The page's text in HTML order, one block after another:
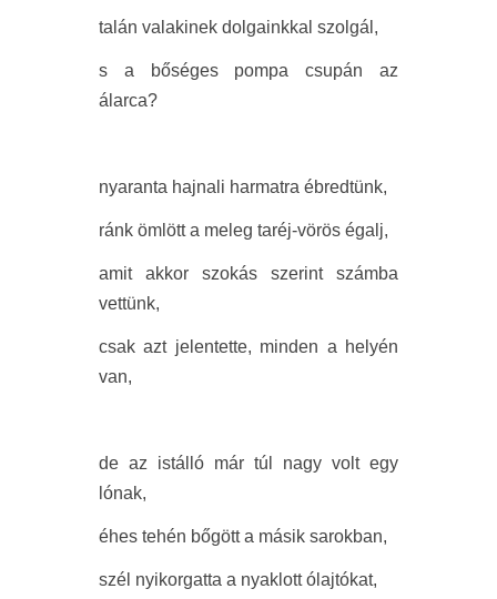
talán valakinek dolgainkkal szolgál,
s a bőséges pompa csupán az
álarca?
nyaranta hajnali harmatra ébredtünk,
ránk ömlött a meleg taréj-vörös égalj,
amit akkor szokás szerint számba
vettünk,
csak azt jelentette, minden a helyén
van,
de az istálló már túl nagy volt egy
lónak,
éhes tehén bőgött a másik sarokban,
szél nyikorgatta a nyaklott ólajtókat,